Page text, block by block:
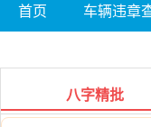
首页 车辆违章
八字精批